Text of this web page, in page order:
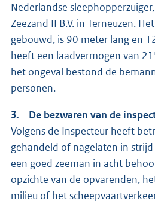
Nederlandse
Zeezand II B.V. in Terneuzen.
gebouwd, is 90 meter lang en
heeft een laadvermogen van
het ongeval bestond de
personen.
3. De bezwaren van de
Volgens de Inspecteur heeft
gehandeld of nagelaten in
een goed zeeman in acht
opzichte van de opvarenden,
milieu of het